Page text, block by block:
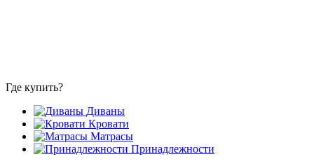
Где купить?
Диваны
Кровати
Матрасы
Принадлежности